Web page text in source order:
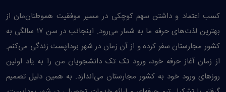
کسب اعتماد و داشتن سهم کوچکی در مسیر موفقیت هموطنان‌مان از
بهترین لذت‌های حرفه ما به شمار می‌رود. اینجانب در سن ۱۷ سالگی به
کشور مجارستان سفر کرده و از آن زمان در شهر بوداپست زندگی می‌کنم.
از زمان آغاز حرفه خود، ورود تک تک دانشجویان من را به یاد اولین
روزهای ورود خود به کشور مجارستان می‌اندازد. به همین دليل تصمیم